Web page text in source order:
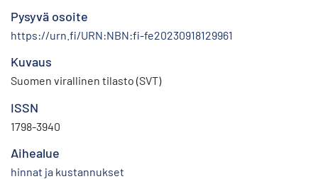
Pysyvä osoite
https://urn.fi/URN:NBN:fi-fe20230918129961
Kuvaus
Suomen virallinen tilasto (SVT)
ISSN
1798-3940
Aihealue
hinnat ja kustannukset